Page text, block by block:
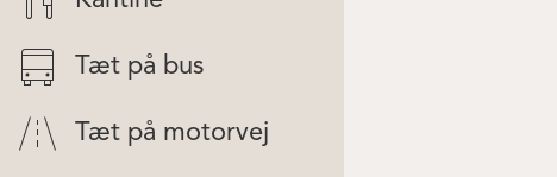
Tæt på bus
Tæt på motorvej